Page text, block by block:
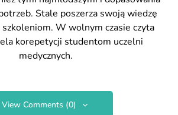
Stale poszerza swoją wiedzę
W wolnym czasie czyta
korepetycji studentom uczelni
medycznych.
View Comments (0)